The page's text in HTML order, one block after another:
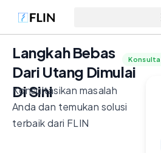
Langkah Bebas
Dari Utang Dimulai
Di Sini
Konsultasikan masalah
Anda dan temukan solusi
terbaik dari FLIN